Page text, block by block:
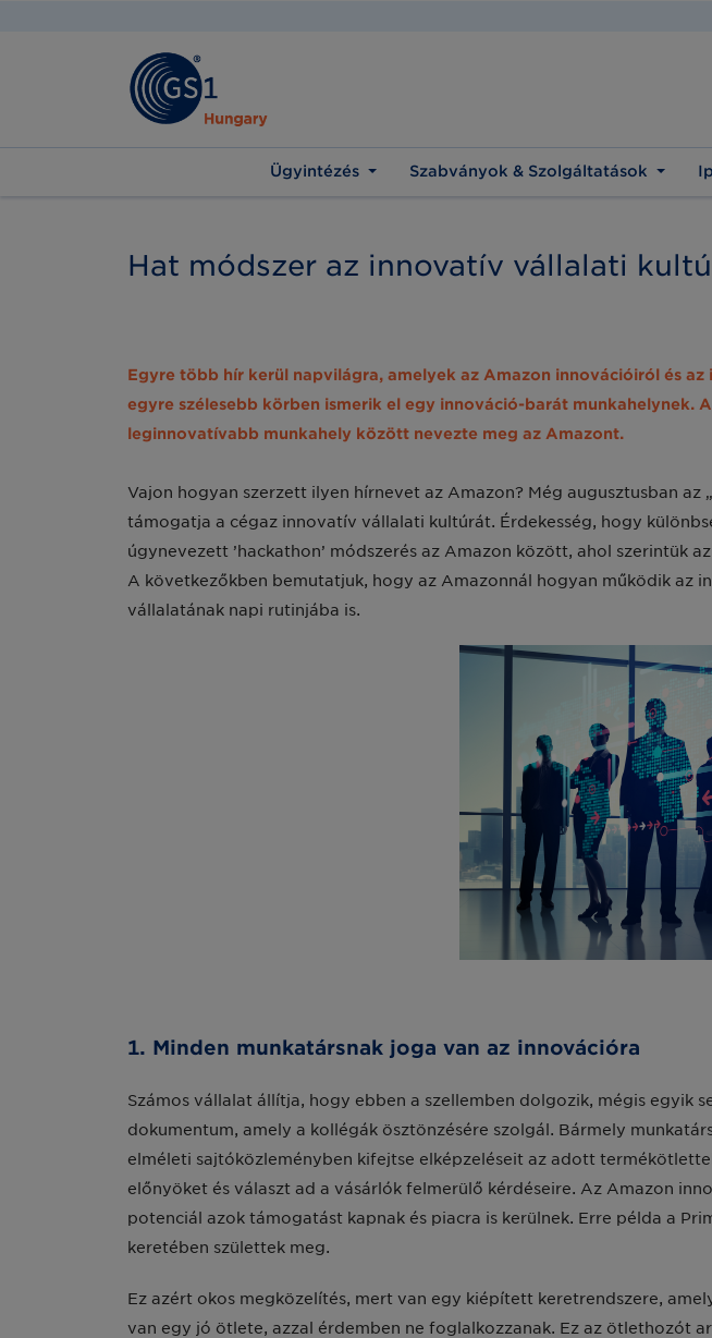
Ügyintézés Szabványok & Szolgáltatások
Hat módszer az innovatív vállalati
Egyre több hír kerül napvilágra, amelyek az Amazon innovációiról és
egyre szélesebb körben ismerik el egy innováció-barát munkahelynek.
leginnovatívabb munkahely között nevezte meg az Amazont.
Vajon hogyan szerzett ilyen hírnevet az Amazon? Még augusztusban
támogatja a cégaz innovatív vállalati kultúrát. Érdekesség, hogy
úgynevezett ’hackathon’ módszerés az Amazon között, ahol szerintük
A következőkben bemutatjuk, hogy az Amazonnál hogyan működik az
vállalatának napi rutinjába is.
1. Minden munkatársnak joga van az innovációra
Számos vállalat állítja, hogy ebben a szellemben dolgozik, mégis egyik
dokumentum, amely a kollégák ösztönzésére szolgál. Bármely
elméleti sajtóközleményben kifejtse elképzeléseit az adott
előnyöket és választ ad a vásárlók felmerülő kérdéseire. Az Amazon
potenciál azok támogatást kapnak és piacra is kerülnek. Erre példa a
keretében születtek meg.
Ez azért okos megközelítés, mert van egy kiépített keretrendszere,
van egy jó ötlete, azzal érdemben ne foglalkozzanak. Ez az ötlethozót